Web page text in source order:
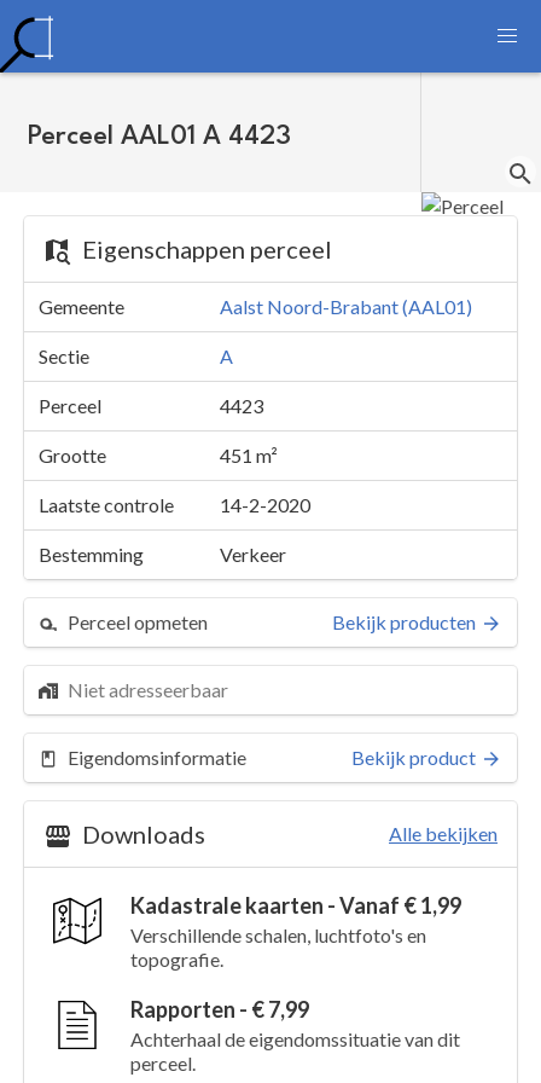
Perceel AAL01 A 4423
Eigenschappen perceel
Gemeente Aalst Noord-Brabant (AAL01)
Sectie A
Perceel 4423
Grootte 451 m²
Laatste controle 14-2-2020
Bestemming Verkeer
Perceel opmeten Bekijk producten
Niet adresseerbaar
Eigendomsinformatie Bekijk product
Downloads Alle bekijken
Kadastrale kaarten - Vanaf € 1,99
Verschillende schalen, luchtfoto's en
topografie.
Rapporten - € 7,99
Achterhaal de eigendomssituatie van dit
perceel.
Perceel 4423
Kaarten en rapporten